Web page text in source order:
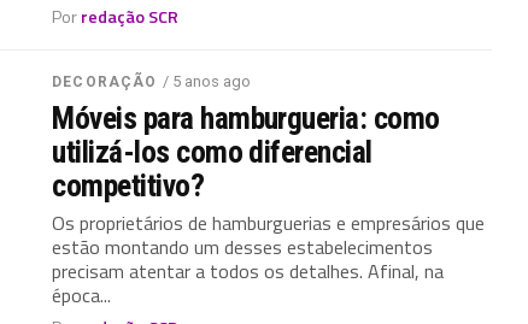
Porredação SCR
DECORAÇÃO / 5 anos ago
Móveis para hamburgueria: como
utilizá-los como diferencial
competitivo?
Os proprietários de hamburguerias e empresários que
estão montando um desses estabelecimentos
precisam atentar a todos os detalhes. Afinal, na
época...